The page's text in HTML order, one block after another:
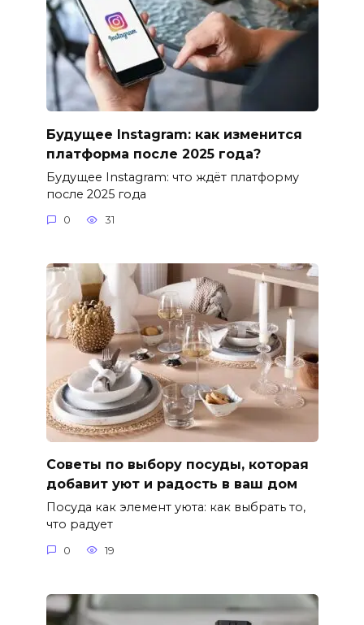
Будущее Instagram: как изменится
платформа после 2025 года?
Будущее Instagram: что ждёт платформу
после 2025 года
0 31
Советы по выбору посуды, которая
добавит уют и радость в ваш дом
Посуда как элемент уюта: как выбрать то,
что радует
0 19